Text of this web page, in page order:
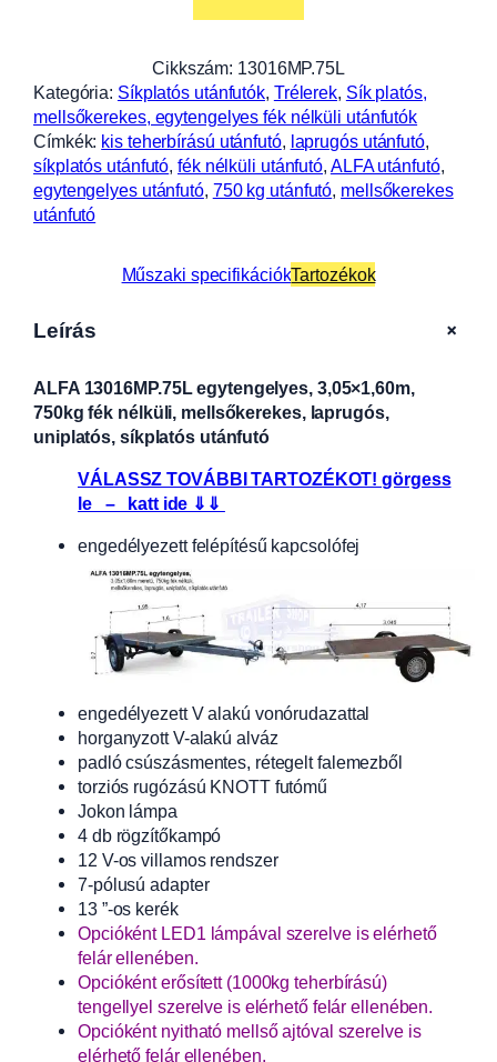
Cikkszám: 13016MP.75L
Kategória: Síkplatós utánfutók, Trélerek, Sík platós,
mellsőkerekes, egytengelyes fék nélküli utánfutók
Címkék: kis teherbírású utánfutó, laprugós utánfutó
síkplatós utánfutó, fék nélküli utánfutó, ALFA utánfutó
egytengelyes utánfutó, 750 kg utánfutó, mellsőkerekes
utánfutó
Műszaki specifikációkTartozékok
Leírás +
ALFA 13016MP.75L egytengelyes, 3,05×1,60m,
750kg fék nélküli, mellsőkerekes, laprugós,
uniplatós, síkplatós utánfutó
VÁLASSZ TOVÁBBI TARTOZÉKOT! görgess
le – katt ide ⇓⇓
engedélyezett felépítésű kapcsolófej
engedélyezett V alakú vonórudazattal
horganyzott V-alakú alváz
padló csúszásmentes, rétegelt falemezből
torziós rugózású KNOTT futómű
Jokon lámpa
4 db rögzítőkampó
12 V-os villamos rendszer
7-pólusú adapter
13 ”-os kerék
Opcióként LED1 lámpával szerelve is elérhető
felár ellenében.
Opcióként erősített (1000kg teherbírású)
tengellyel szerelve is elérhető felár ellenében.
Opcióként nyitható mellső ajtóval szerelve is
elérhető felár ellenében.